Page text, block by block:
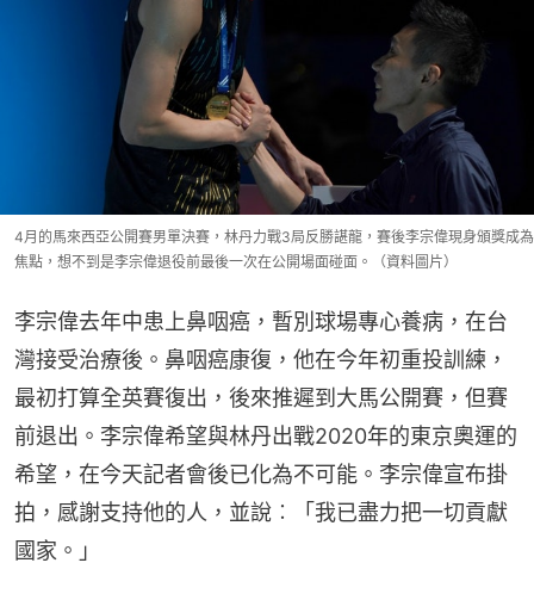
4月的馬來西亞公開賽男單決賽，林丹力戰3局反勝諶龍，賽後李宗偉現身頒獎成為
焦點，想不到是李宗偉退役前最後一次在公開場面碰面。（資料圖片）
李宗偉去年中患上鼻咽癌，暫別球場專心養病，在台
灣接受治療後。鼻咽癌康復，他在今年初重投訓練，
最初打算全英賽復出，後來推遲到大馬公開賽，但賽
前退出。李宗偉希望與林丹出戰2020年的東京奧運的
希望，在今天記者會後已化為不可能。李宗偉宣布掛
拍，感謝支持他的人，並說︰「我已盡力把一切貢獻
國家。」